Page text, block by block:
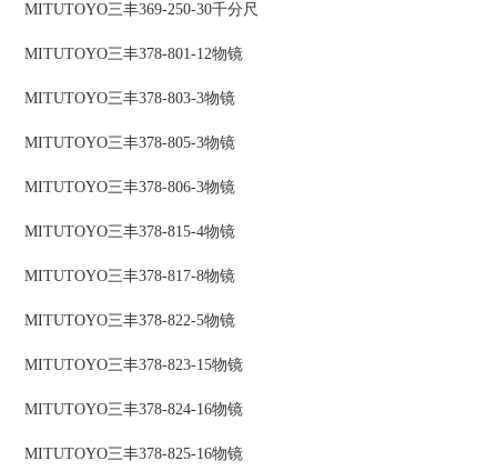
MITUTOYO三丰369-250-30千分尺
MITUTOYO三丰378-801-12物镜
MITUTOYO三丰378-803-3物镜
MITUTOYO三丰378-805-3物镜
MITUTOYO三丰378-806-3物镜
MITUTOYO三丰378-815-4物镜
MITUTOYO三丰378-817-8物镜
MITUTOYO三丰378-822-5物镜
MITUTOYO三丰378-823-15物镜
MITUTOYO三丰378-824-16物镜
MITUTOYO三丰378-825-16物镜